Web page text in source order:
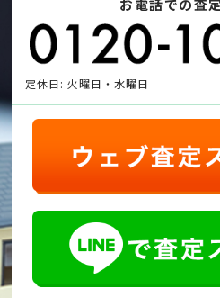
定休日: 火曜日・水曜日